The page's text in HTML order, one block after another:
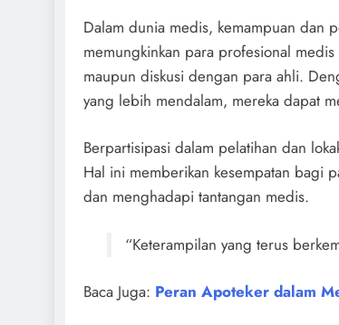
Dalam dunia medis, kemampuan dan
memungkinkan para profesional
maupun diskusi dengan para ahli.
yang lebih mendalam, mereka dapat
Berpartisipasi dalam pelatihan dan
Hal ini memberikan kesempatan bagi
dan menghadapi tantangan medis.
“Keterampilan yang terus
Baca Juga: Peran Apoteker dalam